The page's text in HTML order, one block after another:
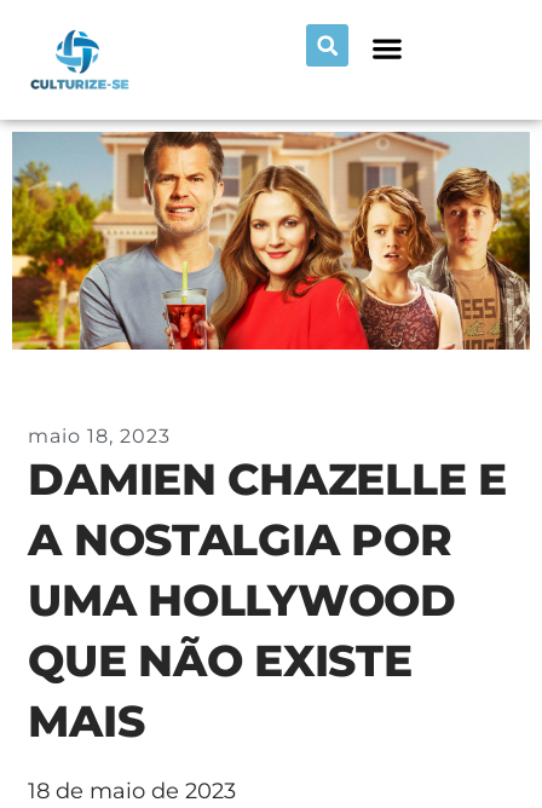
maio 18, 2023
DAMIEN CHAZELLE E
A NOSTALGIA POR
UMA HOLLYWOOD
QUE NÃO EXISTE
MAIS
18 de maio de 2023